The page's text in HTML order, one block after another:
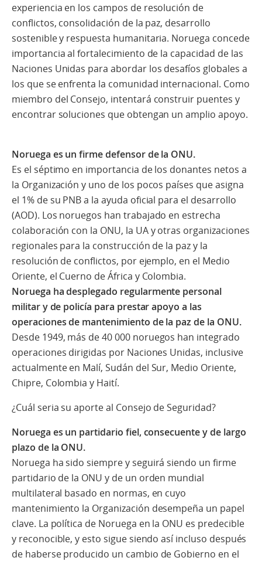
experiencia en los campos de resolución de
conflictos, consolidación de la paz, desarrollo
sostenible y respuesta humanitaria. Noruega concede
importancia al fortalecimiento de la capacidad de las
Naciones Unidas para abordar los desafíos globales a
los que se enfrenta la comunidad internacional. Como
miembro del Consejo, intentará construir puentes y
encontrar soluciones que obtengan un amplio apoyo.
Noruega es un firme defensor de la ONU.
Es el séptimo en importancia de los donantes netos a
la Organización y uno de los pocos países que asigna
el 1% de su PNB a la ayuda oficial para el desarrollo
(AOD). Los noruegos han trabajado en estrecha
colaboración con la ONU, la UA y otras organizaciones
regionales para la construcción de la paz y la
resolución de conflictos, por ejemplo, en el Medio
Oriente, el Cuerno de África y Colombia.
Noruega ha desplegado regularmente personal
militar y de policía para prestar apoyo a las
operaciones de mantenimiento de la paz de la ONU.
Desde 1949, más de 40 000 noruegos han integrado
operaciones dirigidas por Naciones Unidas, inclusive
actualmente en Malí, Sudán del Sur, Medio Oriente,
Chipre, Colombia y Haití.
¿Cuál seria su aporte al Consejo de Seguridad?
Noruega es un partidario fiel, consecuente y de largo
plazo de la ONU.
Noruega ha sido siempre y seguirá siendo un firme
partidario de la ONU y de un orden mundial
multilateral basado en normas, en cuyo
mantenimiento la Organización desempeña un papel
clave. La política de Noruega en la ONU es predecible
y reconocible, y esto sigue siendo así incluso después
de haberse producido un cambio de Gobierno en el